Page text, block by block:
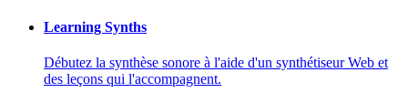
Learning Synths
Débutez la synthèse sonore à l'aide d'un synthétiseur Web et
des leçons qui l'accompagnent.